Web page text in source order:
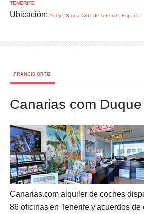
TENERIFE
Ubicación: Adeje, Santa Cruz de Tenerife, España
FRANCIS ORTIZ
Canarias com Duque
Canarias.com alquiler de coches
86 oficinas en Tenerife y acuerdos de